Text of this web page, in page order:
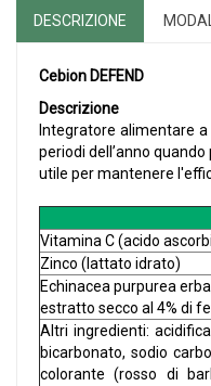
DESCRIZIONE
Cebion DEFEND
Descrizione
Integratore alimentare
periodi dell’anno
utile per mantenere
Vitamina C (acido
Zinco (lattato idrato)
Echinacea purpurea
estratto secco al 4% di
Altri ingredienti:
bicarbonato, sodio
colorante (rosso di